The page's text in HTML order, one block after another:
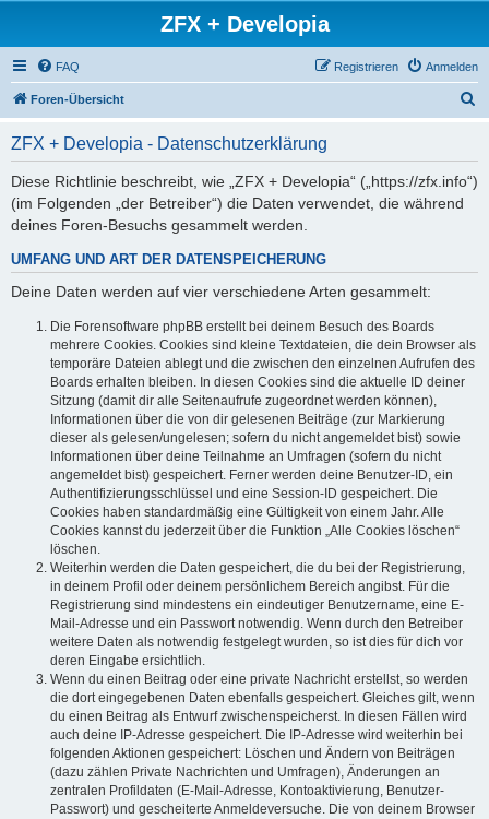
ZFX + Developia
FAQ Anmelden
Registrieren
Foren-Übersicht
ZFX + Developia - Datenschutzerklärung
Diese Richtlinie beschreibt, wie „ZFX + Developia“ („https://zfx.info“)
(im Folgenden „der Betreiber“) die Daten verwendet, die während
deines Foren-Besuchs gesammelt werden.
UMFANG UND ART DER DATENSPEICHERUNG
Deine Daten werden auf vier verschiedene Arten gesammelt:
Die Forensoftware phpBB erstellt bei deinem Besuch des Boards
mehrere Cookies. Cookies sind kleine Textdateien, die dein Browser als
temporäre Dateien ablegt und die zwischen den einzelnen Aufrufen des
Boards erhalten bleiben. In diesen Cookies sind die aktuelle ID deiner
Sitzung (damit dir alle Seitenaufrufe zugeordnet werden können),
Informationen über die von dir gelesenen Beiträge (zur Markierung
dieser als gelesen/ungelesen; sofern du nicht angemeldet bist) sowie
Informationen über deine Teilnahme an Umfragen (sofern du nicht
angemeldet bist) gespeichert. Ferner werden deine Benutzer-ID, ein
Authentifizierungsschlüssel und eine Session-ID gespeichert. Die
Cookies haben standardmäßig eine Gültigkeit von einem Jahr. Alle
Cookies kannst du jederzeit über die Funktion „Alle Cookies löschen“
löschen.
Weiterhin werden die Daten gespeichert, die du bei der Registrierung,
in deinem Profil oder deinem persönlichem Bereich angibst. Für die
Registrierung sind mindestens ein eindeutiger Benutzername, eine E-
Mail-Adresse und ein Passwort notwendig. Wenn durch den Betreiber
weitere Daten als notwendig festgelegt wurden, so ist dies für dich vor
deren Eingabe ersichtlich.
Wenn du einen Beitrag oder eine private Nachricht erstellst, so werden
die dort eingegebenen Daten ebenfalls gespeichert. Gleiches gilt, wenn
du einen Beitrag als Entwurf zwischenspeicherst. In diesen Fällen wird
auch deine IP-Adresse gespeichert. Die IP-Adresse wird weiterhin bei
folgenden Aktionen gespeichert: Löschen und Ändern von Beiträgen
(dazu zählen Private Nachrichten und Umfragen), Änderungen an
zentralen Profildaten (E-Mail-Adresse, Kontoaktivierung, Benutzer-
Passwort) und gescheiterte Anmeldeversuche. Die von deinem Browser